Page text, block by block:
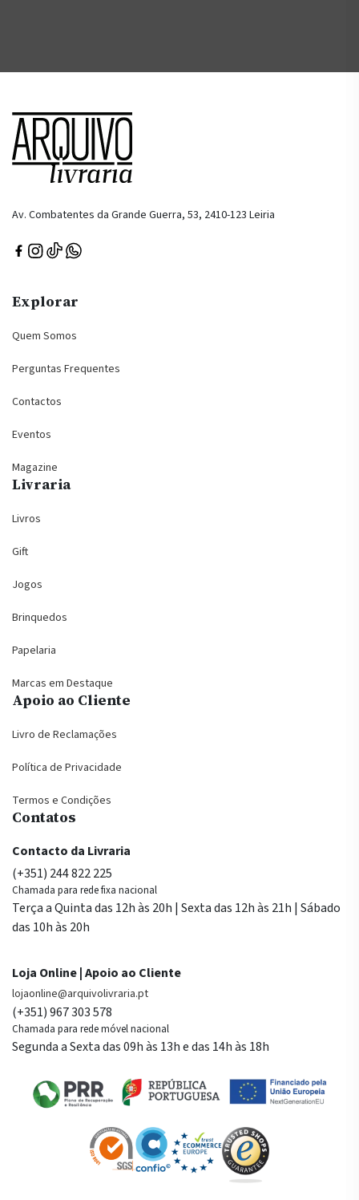
Av. Combatentes da Grande Guerra, 53, 2410-123 Leiria
Explorar
Quem Somos
Perguntas Frequentes
Contactos
Eventos
Magazine
Livraria
Livros
Gift
Jogos
Brinquedos
Papelaria
Marcas em Destaque
Apoio ao Cliente
Livro de Reclamações
Política de Privacidade
Termos e Condições
Contatos
Contacto da Livraria
(+351) 244 822 225
Chamada para rede fixa nacional
Terça a Quinta das 12h às 20h | Sexta das 12h às 21h | Sábado
das 10h às 20h
Loja Online | Apoio ao Cliente
lojaonline@arquivolivraria.pt
(+351) 967 303 578
Chamada para rede móvel nacional
Segunda a Sexta das 09h às 13h e das 14h às 18h